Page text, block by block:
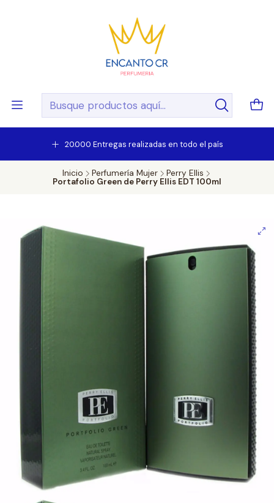
20.000 Entregas realizadas en todo el país
Inicio Perfumería Mujer
Perry Ellis
Portafolio Green de Perry Ellis EDT 100ml